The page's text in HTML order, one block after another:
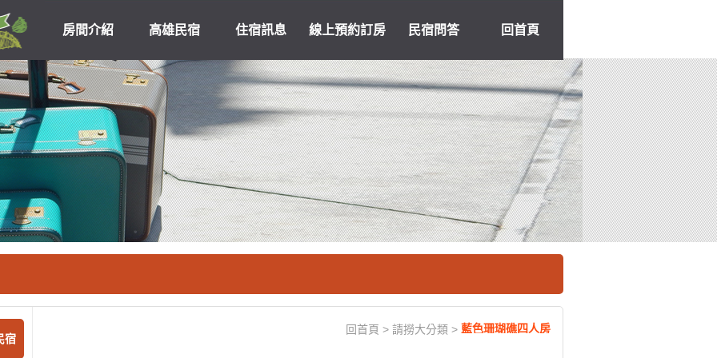
房間介紹 高雄民宿 住宿訊息 線上預約訂房 民宿問答 回首頁
高雄民宿住宿
優惠
關於我們
宿
回首頁 > 請撈大分類 > 藍色珊瑚礁四人房